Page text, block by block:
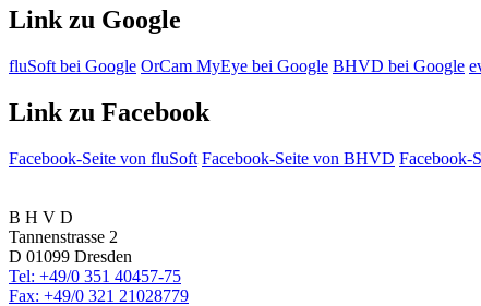
Link zu Google
fluSoft bei Google OrCam MyEye bei Google BHVD bei Google
Link zu Facebook
Facebook-Seite von fluSoft Facebook-Seite von BHVD Facebook-
B H V D
Tannenstrasse 2
D 01099 Dresden
Tel: +49/0 351 40457-75
Fax: +49/0 321 21028779